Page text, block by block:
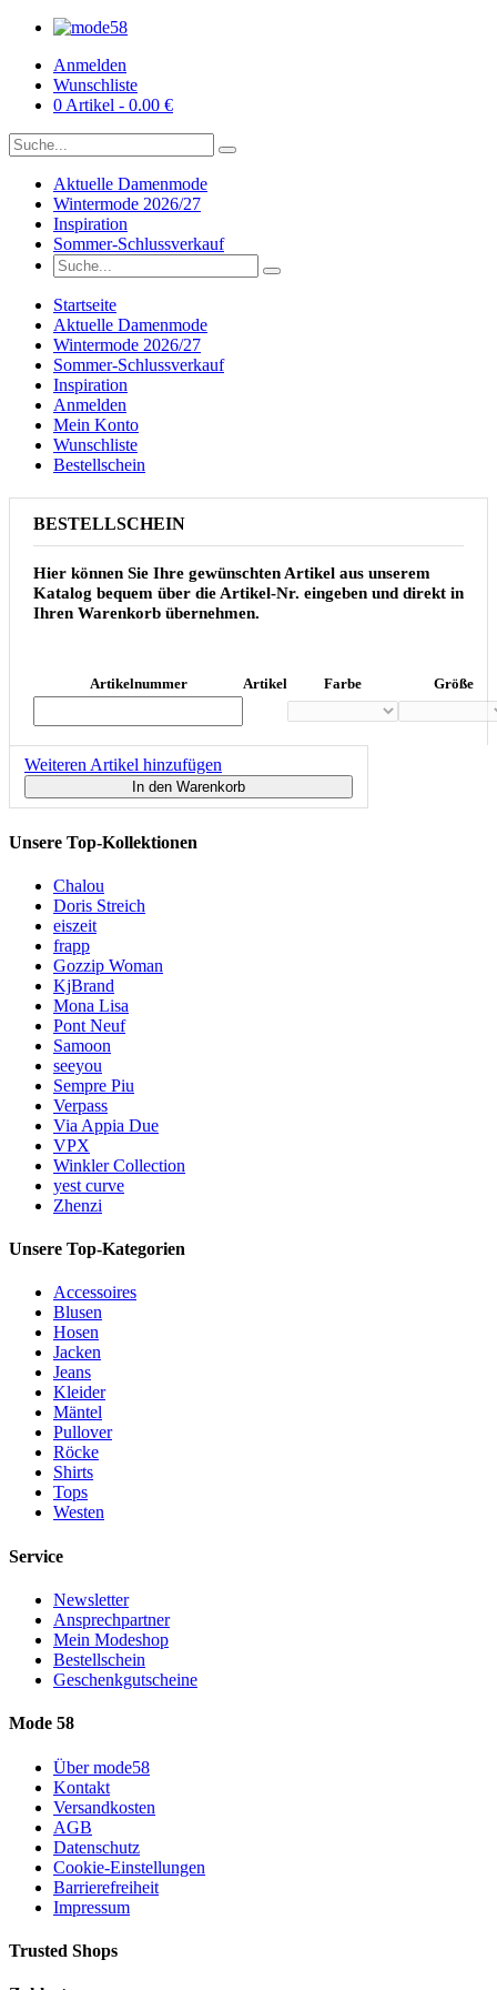
Anmelden
Wunschliste
0 Artikel - 0.00 €
Aktuelle Damenmode
Wintermode 2026/27
Inspiration
Sommer-Schlussverkauf
Startseite
Aktuelle Damenmode
Wintermode 2026/27
Sommer-Schlussverkauf
Inspiration
Anmelden
Mein Konto
Wunschliste
Bestellschein
BESTELLSCHEIN
Hier können Sie Ihre gewünschten Artikel aus unserem
Katalog bequem über die Artikel-Nr. eingeben und direkt in
Ihren Warenkorb übernehmen.
Artikelnummer Artikel Farbe Größe
Weiteren Artikel hinzufügen
In den Warenkorb
Unsere Top-Kollektionen
Chalou
Doris Streich
eiszeit
frapp
Gozzip Woman
KjBrand
Mona Lisa
Pont Neuf
Samoon
seeyou
Sempre Piu
Verpass
Via Appia Due
VPX
Winkler Collection
yest curve
Zhenzi
Unsere Top-Kategorien
Accessoires
Blusen
Hosen
Jacken
Jeans
Kleider
Mäntel
Pullover
Röcke
Shirts
Tops
Westen
Service
Newsletter
Ansprechpartner
Mein Modeshop
Bestellschein
Geschenkgutscheine
Mode 58
Über mode58
Kontakt
Versandkosten
AGB
Datenschutz
Cookie-Einstellungen
Barrierefreiheit
Impressum
Trusted Shops